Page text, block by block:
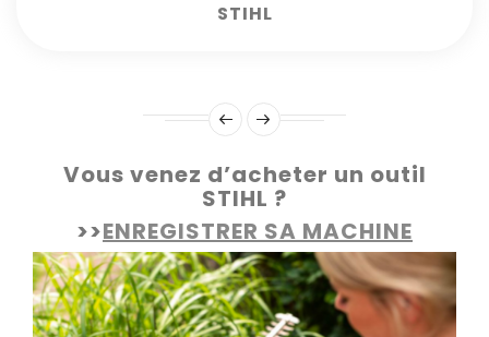
STIHL
Vous venez d’acheter un outil
STIHL ?
>>ENREGISTRER SA MACHINE